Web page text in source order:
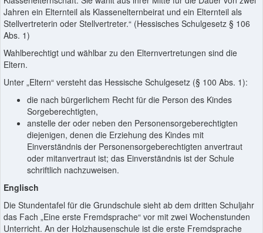
Jahren ein Elternteil als Klassenelternbeirat und ein Elternteil als
Stellvertreterin oder Stellvertreter.“ (Hessisches Schulgesetz § 106
Abs. 1)
Wahlberechtigt und wählbar zu den Elternvertretungen sind die
Eltern.
Unter „Eltern“ versteht das Hessische Schulgesetz (§ 100 Abs. 1):
die nach bürgerlichem Recht für die Person des Kindes
Sorgeberechtigten,
anstelle der oder neben den Personensorgeberechtigten
diejenigen, denen die Erziehung des Kindes mit
Einverständnis der Personensorgeberechtigten anvertraut
oder mitanvertraut ist; das Einverständnis ist der Schule
schriftlich nachzuweisen.
Englisch
Die Stundentafel für die Grundschule sieht ab dem dritten Schuljahr
das Fach „Eine erste Fremdsprache“ vor mit zwei Wochenstunden
Unterricht. An der Holzhausenschule ist die erste Fremdsprache